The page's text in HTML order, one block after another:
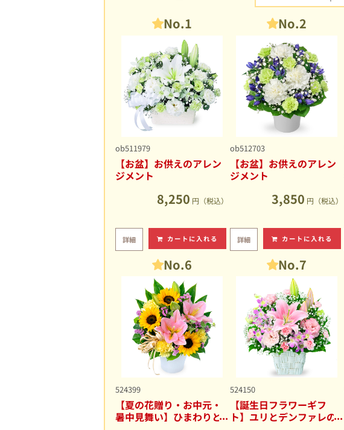
No.1
ob511979
【お盆】お供えのアレン
ジメント
8,250 円（税込）
詳細 カートに入れる
No.2
ob512703
【お盆】お供えのアレン
ジメント
3,850 円（税込）
詳細 カートに入れる
No.6
524399
【夏の花贈り・お中元・
暑中見舞い】ひまわりと
No.7
524150
【誕生日フラワーギフ
ト】ユリとデンファレの